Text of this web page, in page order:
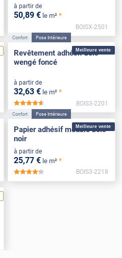
à partir de
50,89 € le m² *
BOISX-2501
Meilleure vente
Confort Pose Intérieure
Revêtement adhésif bois
wengé foncé
à partir de
32,63 € le m² *
*****
BOIS3-2201
Meilleure vente
Confort Pose Intérieure
Papier adhésif meuble bois
noir
à partir de
25,77 € le m² *
*****
BOIS3-2218